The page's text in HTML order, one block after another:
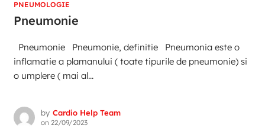
PNEUMOLOGIE
Pneumonie
Pneumonie Pneumonie, definitie Pneumonia este o
inflamatie a plamanului ( toate tipurile de pneumonie) si
o umplere ( mai al...
by Cardio Help Team
on 22/09/2023